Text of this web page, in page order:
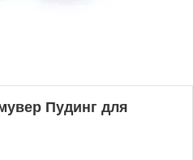
Пудинг для